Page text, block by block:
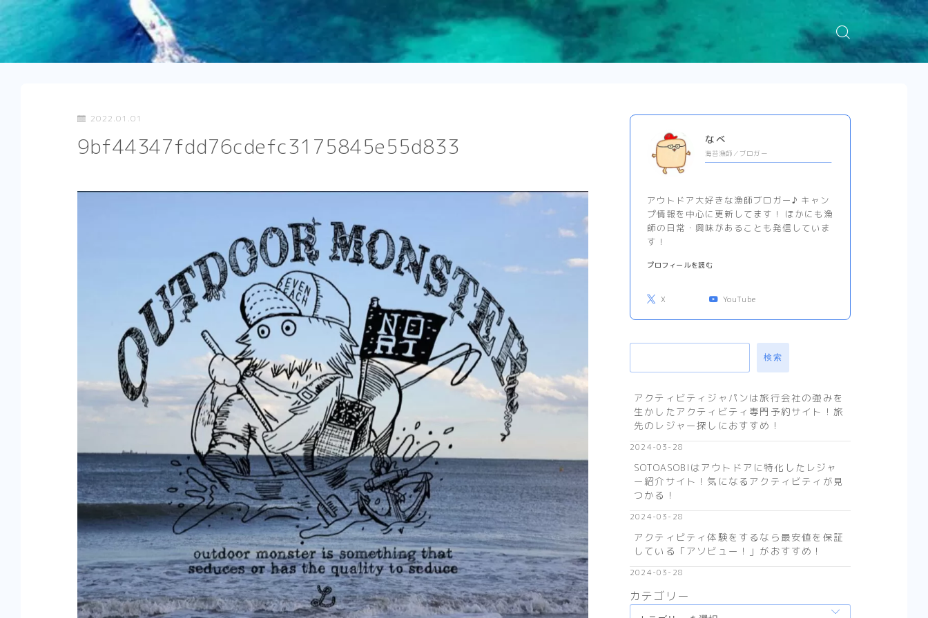
2022.01.01
9bf44347fdd76cdefc3175845e55d833 なべ
海苔漁師／ブロガー
アウトドア大好きな漁師ブロガー♪ キャン
プ情報を中心に更新してます！ ほかにも漁
師の日常・興味があることも発信していま
す！
プロフィールを読む
X YouTube
検索
アクティビティジャパンは旅行会社の強みを
生かしたアクティビティ専門予約サイト！旅
先のレジャー探しにおすすめ！
2024-03-28
SOTOASOBIはアウトドアに特化したレジャ
ー紹介サイト！気になるアクティビティが見
つかる！
2024-03-28
アクティビティ体験をするなら最安値を保証
している「アソビュー！」がおすすめ！
2024-03-28
カテゴリー